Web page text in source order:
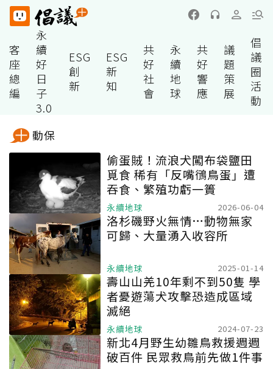
客
座
總
編
永
續
好
日
子
3.0
ESG
創
新
ESG
新
知
共
好
社
會
永
續
地
球
共
好
響
應
議
題
策
展
倡
議
圈
活
動
動保
偷蛋賊！流浪犬闖布袋鹽田
覓食 稀有「反嘴鴴鳥蛋」遭
吞食、繁殖功虧一簣
永續地球 2026-06-04
洛杉磯野火無情…動物無家
可歸、大量湧入收容所
永續地球 2025-01-14
壽山山羌10年剩不到50隻 學
者憂遊蕩犬攻擊恐造成區域
滅絕
永續地球 2024-07-23
新北4月野生幼雛鳥救援週週
破百件 民眾救鳥前先做1件事